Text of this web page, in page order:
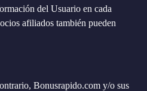
del Usuario en cada
afiliados también pueden
Bonusrapido.com y/o sus